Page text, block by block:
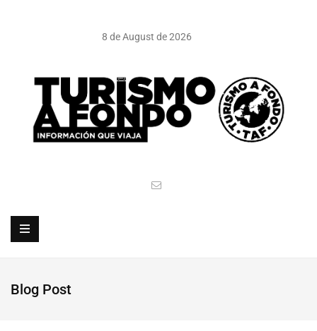
8 de August de 2026
Blog Post